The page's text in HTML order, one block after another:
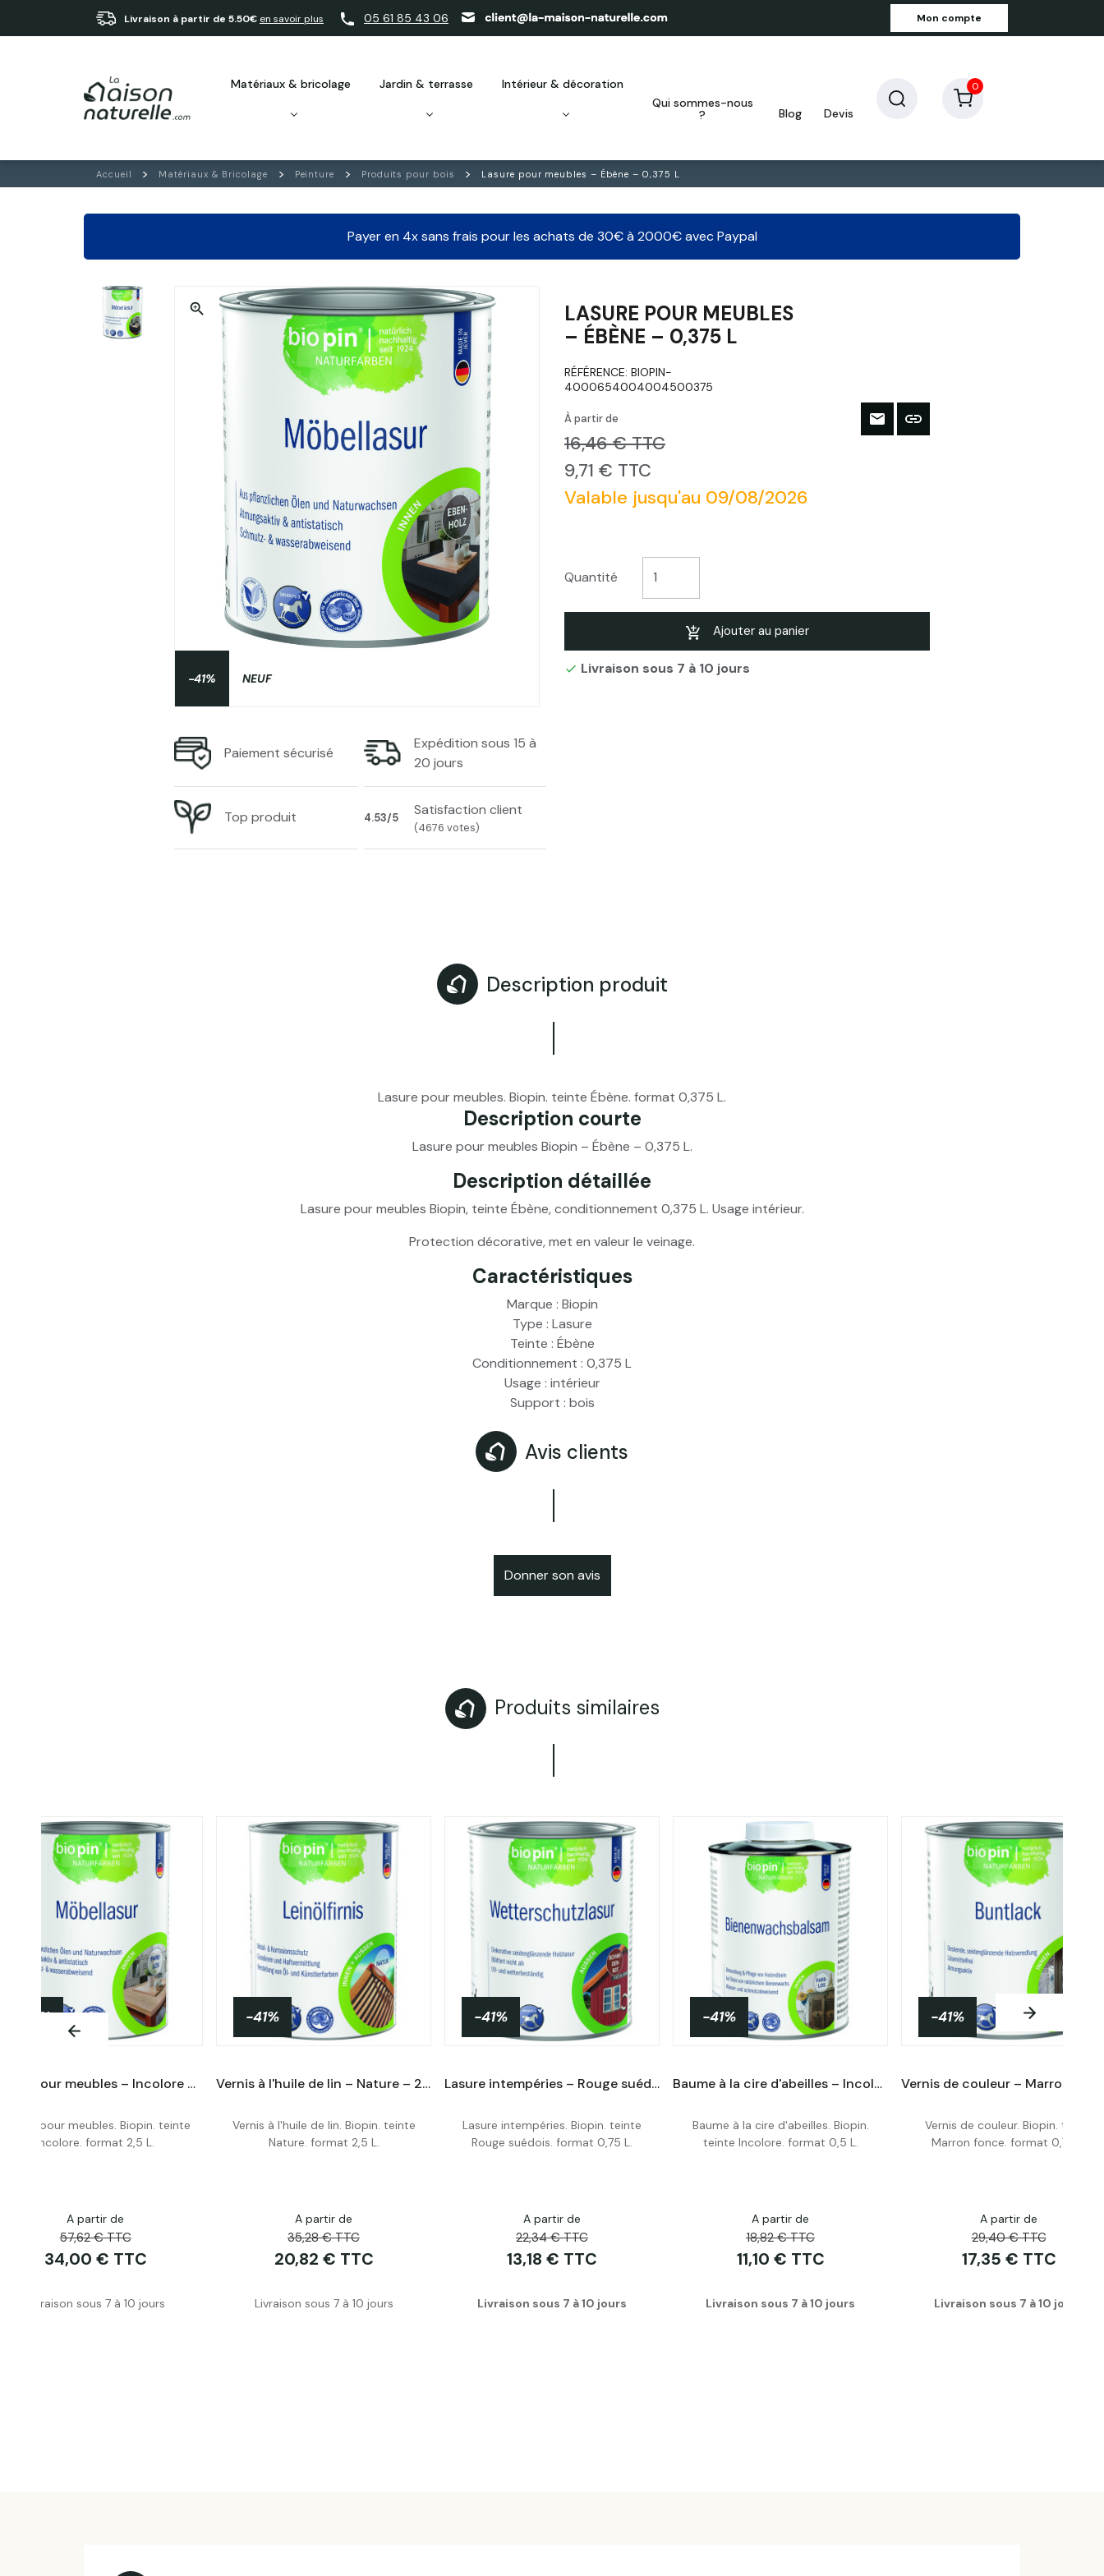
Livraison à partir de 5.50€ en savoir plus 05 61 85 43 06 Mon compte
matériaux & bricolage jardin & terrasse
intérieur & décoration
qui sommes-nous
?
blog devis
0
Accueil Matériaux & Bricolage Peinture Produits pour bois Lasure pour meubles – Ébène – 0,375 L
Payer en 4x sans frais pour les achats de 30€ à 2000€ avec Paypal
zoom_in
-41% NEUF
Paiement sécurisé
Expédition sous 15 à
20 jours
Top produit 4.53/5 Satisfaction client
(4676 votes)
LASURE POUR MEUBLES
– ÉBÈNE – 0,375 L
RÉFÉRENCE: BIOPIN-
4000654004004500375
À partir de
16,46 € TTC
9,71 € TTC
Valable jusqu'au 09/08/2026
Quantité
Ajouter au panier
 Livraison sous 7 à 10 jours
Description produit
Lasure pour meubles. Biopin. teinte Ébène. format 0,375 L.
Description courte
Lasure pour meubles Biopin – Ébène – 0,375 L.
Description détaillée
Lasure pour meubles Biopin, teinte Ébène, conditionnement 0,375 L. Usage intérieur.
Protection décorative, met en valeur le veinage.
Caractéristiques
Marque : Biopin
Type : Lasure
Teinte : Ébène
Conditionnement : 0,375 L
Usage : intérieur
Support : bois
Avis clients
Donner son avis
Produits similaires
Acheter
-41%
Lasure pour meubles – Incolore – 2,5 L
Lasure pour meubles. Biopin. teinte
Incolore. format 2,5 L.
A partir de
57,62 € TTC
34,00 € TTC
Livraison sous 7 à 10 jours
Acheter
-41%
Vernis à l'huile de lin – Nature – 2,5 L
Vernis à l'huile de lin. Biopin. teinte
Nature. format 2,5 L.
A partir de
35,28 € TTC
20,82 € TTC
Livraison sous 7 à 10 jours
Acheter
-41%
Lasure intempéries – Rouge suédois – 0,75 L
Lasure intempéries. Biopin. teinte
Rouge suédois. format 0,75 L.
A partir de
22,34 € TTC
13,18 € TTC
Livraison sous 7 à 10 jours
Acheter
-41%
Baume à la cire d'abeilles – Incolore – 0,5 L
Baume à la cire d'abeilles. Biopin.
teinte Incolore. format 0,5 L.
A partir de
18,82 € TTC
11,10 € TTC
Livraison sous 7 à 10 jours
Acheter
-41%
Vernis de couleur. Biopin. teinte
Marron fonce. format 0,75 L.
A partir de
29,40 € TTC
17,35 € TTC
Livraison sous 7 à 10 jours